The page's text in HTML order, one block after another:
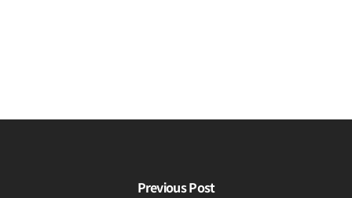
Previous Post